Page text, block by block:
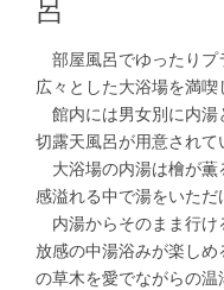
呂
部屋風呂でゆったりプ
広々とした大浴場を満喫
館内には男女別に内湯
切露天風呂が用意されて
大浴場の内湯は檜が薫
感溢れる中で湯をいただ
内湯からそのまま行け
放感の中湯浴みが楽し
の草木を愛でながらの温